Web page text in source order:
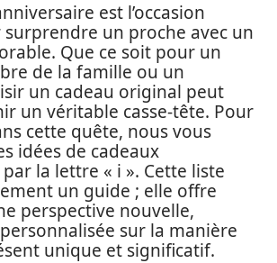
est l’occasion
un proche avec un
Que ce soit pour un
de la famille ou un
un cadeau original peut
un véritable casse-tête. Pour
cette quête, nous vous
idées de cadeaux
la lettre « i ». Cette liste
un guide ; elle offre
perspective nouvelle,
sur la manière
unique et significatif.